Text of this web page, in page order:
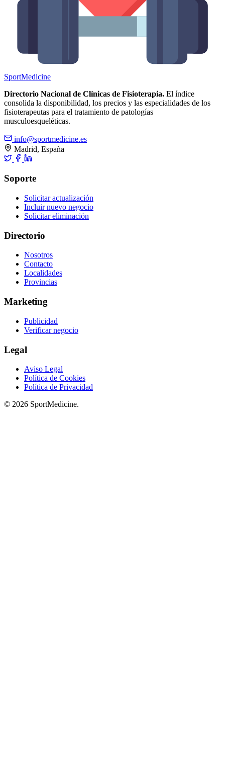
SportMedicine
Directorio Nacional de Clínicas de Fisioterapia. El índice
consolida la disponibilidad, los precios y las especialidades de los
fisioterapeutas para el tratamiento de patologías
musculoesqueléticas.
info@sportmedicine.es
Madrid, España
Soporte
Solicitar actualización
Incluir nuevo negocio
Solicitar eliminación
Directorio
Nosotros
Contacto
Localidades
Provincias
Marketing
Publicidad
Verificar negocio
Legal
Aviso Legal
Política de Cookies
Política de Privacidad
© 2026 SportMedicine.